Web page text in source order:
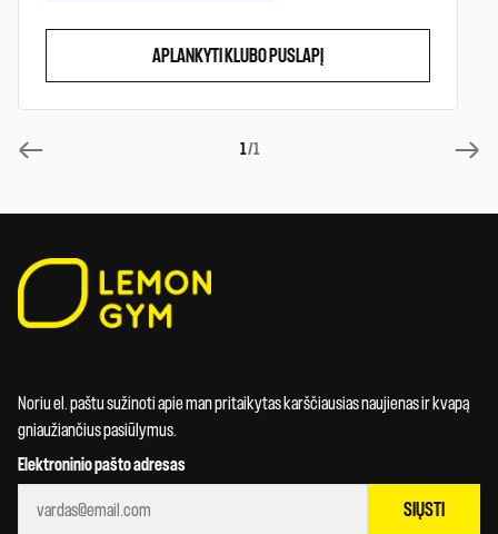
APLANKYTI KLUBO PUSLAPĮ
1/1
Noriu el. paštu sužinoti apie man pritaikytas karščiausias naujienas ir kvapą
gniaužiančius pasiūlymus.
Elektroninio pašto adresas
SIŲSTI